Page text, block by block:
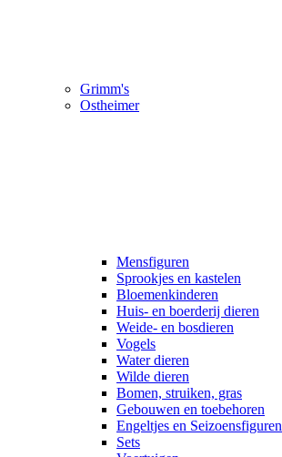
Grimm's
Ostheimer
Mensfiguren
Sprookjes en kastelen
Bloemenkinderen
Huis- en boerderij dieren
Weide- en bosdieren
Vogels
Water dieren
Wilde dieren
Bomen, struiken, gras
Gebouwen en toebehoren
Engeltjes en Seizoensfiguren
Sets